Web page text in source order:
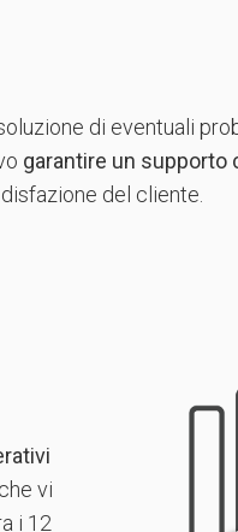
di eventuali
garantire un supporto
del cliente.
vi
i 12